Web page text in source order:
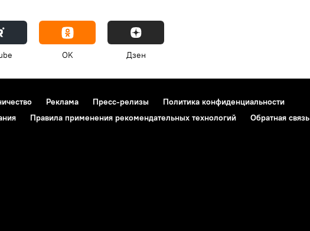
OK Дзен
Реклама Пресс-релизы
Политика конфиденциальности
Правила применения рекомендательных технологий Обратная связь